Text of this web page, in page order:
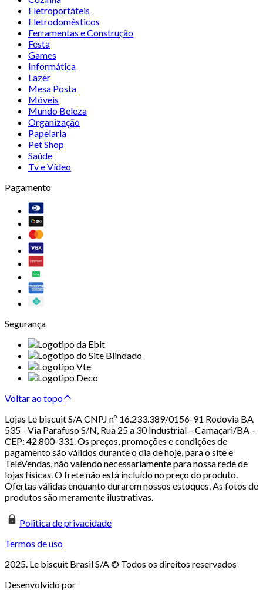
Eletroportáteis
Eletrodomésticos
Ferramentas e Construção
Festa
Games
Informática
Lazer
Mesa Posta
Móveis
Mundo Beleza
Organização
Papelaria
Pet Shop
Saúde
Tv e Vídeo
Pagamento
Segurança
Voltar ao topo
Lojas Le biscuit S/A CNPJ nº 16.233.389/0156-91 Rodovia BA
535 - Via Parafuso S/N, Rua 25 a 30 Industrial – Camaçari/BA –
CEP: 42.800-331. Os preços, promoções e condições de
pagamento são válidos durante o dia de hoje, para o site e
TeleVendas, não valendo necessariamente para nossa rede de
lojas físicas. O frete não está incluído no preço do produto.
Ofertas válidas enquanto durarem nossos estoques. As fotos de
produtos são meramente ilustrativas.
Politica de privacidade
Termos de uso
2025. Le biscuit Brasil S/A © Todos os direitos reservados
Desenvolvido por